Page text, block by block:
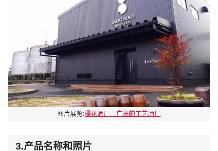
图片展览:樱花酒厂｜广岛的工艺酒厂
3.产品名称和照片